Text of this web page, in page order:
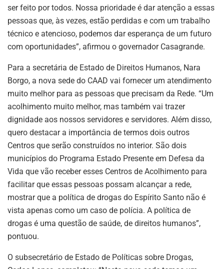
ser feito por todos. Nossa prioridade é dar atenção a essas
pessoas que, às vezes, estão perdidas e com um trabalho
técnico e atencioso, podemos dar esperança de um futuro
com oportunidades”, afirmou o governador Casagrande.
Para a secretária de Estado de Direitos Humanos, Nara
Borgo, a nova sede do CAAD vai fornecer um atendimento
muito melhor para as pessoas que precisam da Rede. “Um
acolhimento muito melhor, mas também vai trazer
dignidade aos nossos servidores e servidores. Além disso,
quero destacar a importância de termos dois outros
Centros que serão construídos no interior. São dois
municípios do Programa Estado Presente em Defesa da
Vida que vão receber esses Centros de Acolhimento para
facilitar que essas pessoas possam alcançar a rede,
mostrar que a política de drogas do Espírito Santo não é
vista apenas como um caso de polícia. A política de
drogas é uma questão de saúde, de direitos humanos”,
pontuou.
O subsecretário de Estado de Políticas sobre Drogas,